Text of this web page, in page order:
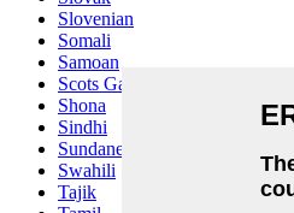
Slovenian
Somali
Samoan
Scots Gaelic
Shona
Sindhi
Sundanese
Swahili
Tajik